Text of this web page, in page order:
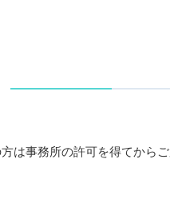
は事務所の許可を得てからご